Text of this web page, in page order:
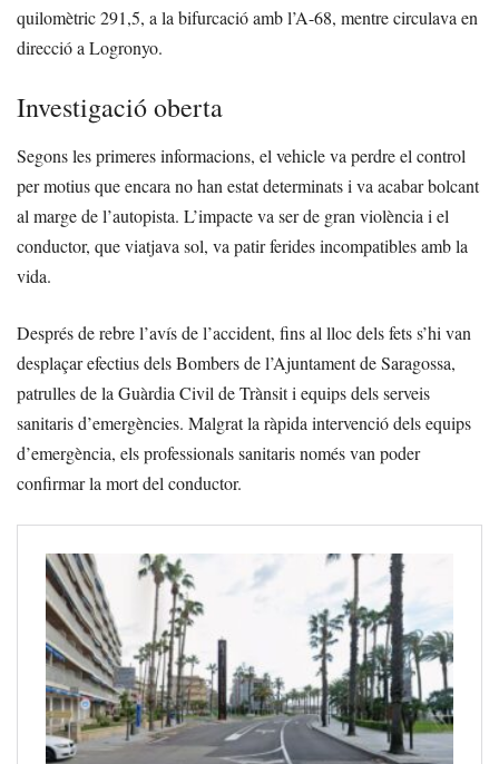
quilomètric 291,5, a la bifurcació amb l’A-68, mentre circulava en
direcció a Logronyo.
Investigació oberta
Segons les primeres informacions, el vehicle va perdre el control
per motius que encara no han estat determinats i va acabar bolcant
al marge de l’autopista. L’impacte va ser de gran violència i el
conductor, que viatjava sol, va patir ferides incompatibles amb la
vida.
Després de rebre l’avís de l’accident, fins al lloc dels fets s’hi van
desplaçar efectius dels Bombers de l’Ajuntament de Saragossa,
patrulles de la Guàrdia Civil de Trànsit i equips dels serveis
sanitaris d’emergències. Malgrat la ràpida intervenció dels equips
d’emergència, els professionals sanitaris només van poder
confirmar la mort del conductor.